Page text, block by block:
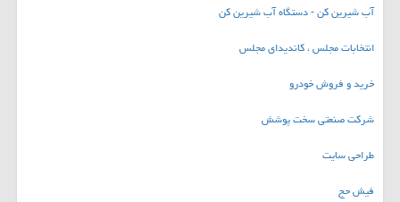
آب شیرین کن - دستگاه آب شیرین کن
انتخابات مجلس ، کاندیدای مجلس
خرید و فروش خودرو
شرکت صنعتی سخت پوشش
طراحی سایت
فیش حج